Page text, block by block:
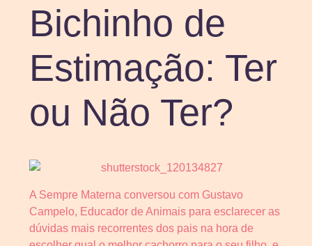
Bichinho de
Estimação: Ter
ou Não Ter?
A Sempre Materna conversou com Gustavo
Campelo, Educador de Animais para esclarecer as
dúvidas mais recorrentes dos pais na hora de